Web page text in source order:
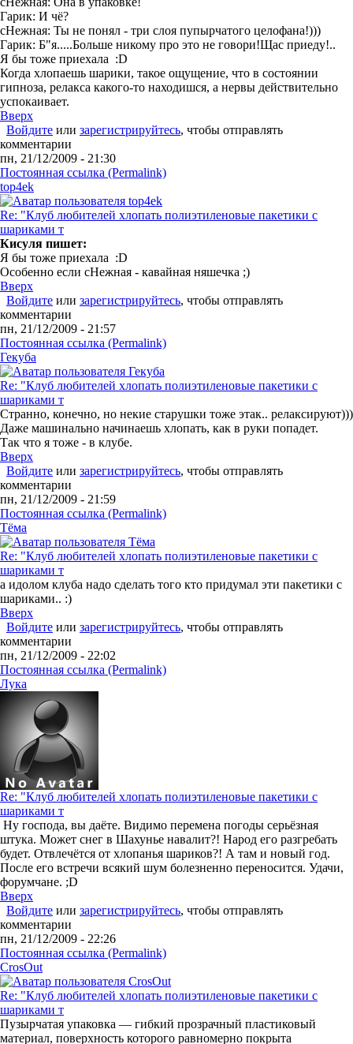
Гарик: И чё?
сНежная: Ты не понял - три слоя пупырчатого целофана!)))
Гарик: Б"я.....Больше никому про это не говори!Щас приеду!..
Я бы тоже приехала :D
Когда хлопаешь шарики, такое ощущение, что в состоянии
гипноза, релакса какого-то находишся, а нервы действительно
успокаивает.
Вверх
Войдите или зарегистрируйтесь, чтобы отправлять
комментарии
пн, 21/12/2009 - 21:30
Постоянная ссылка (Permalink)
top4ek
Re: "Клуб любителей хлопать полиэтиленовые пакетики с
шариками т
Кисуля пишет:
Я бы тоже приехала :D
Особенно если сНежная - кавайная няшечка ;)
Вверх
Войдите или зарегистрируйтесь, чтобы отправлять
комментарии
пн, 21/12/2009 - 21:57
Постоянная ссылка (Permalink)
Гекуба
Re: "Клуб любителей хлопать полиэтиленовые пакетики с
шариками т
Странно, конечно, но некие старушки тоже этак.. релаксируют)))
Даже машинально начинаешь хлопать, как в руки попадет.
Так что я тоже - в клубе.
Вверх
Войдите или зарегистрируйтесь, чтобы отправлять
комментарии
пн, 21/12/2009 - 21:59
Постоянная ссылка (Permalink)
Tёма
Re: "Клуб любителей хлопать полиэтиленовые пакетики с
шариками т
а идолом клуба надо сделать того кто придумал эти пакетики с
шариками.. :)
Вверх
Войдите или зарегистрируйтесь, чтобы отправлять
комментарии
пн, 21/12/2009 - 22:02
Постоянная ссылка (Permalink)
Лука
Re: "Клуб любителей хлопать полиэтиленовые пакетики с
шариками т
Ну господа, вы даёте. Видимо перемена погоды серьёзная
штука. Может снег в Шахунье навалит?! Народ его разгребать
будет. Отвлечётся от хлопанья шариков?! А там и новый год.
После его встречи всякий шум болезненно переносится. Удачи,
форумчане. ;D
Вверх
Войдите или зарегистрируйтесь, чтобы отправлять
комментарии
пн, 21/12/2009 - 22:26
Постоянная ссылка (Permalink)
CrosOut
Re: "Клуб любителей хлопать полиэтиленовые пакетики с
шариками т
Пузырчатая упаковка — гибкий прозрачный пластиковый
материал, поверхность которого равномерно покрыта